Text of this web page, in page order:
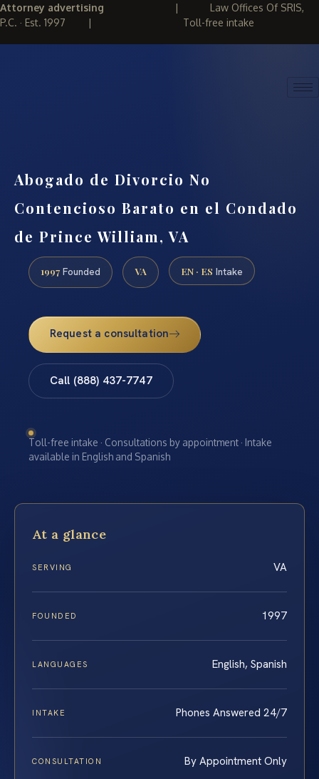
Attorney advertising | Law Offices Of SRIS,
P.C. · Est. 1997 | Toll-free intake
Abogado de Divorcio No
Contencioso Barato en el Condado
de Prince William, VA
1997 Founded VA EN · ES Intake
Request a consultation
Call (888) 437-7747
Toll-free intake · Consultations by appointment · Intake
available in English and Spanish
At a glance
SERVING VA
FOUNDED 1997
LANGUAGES English, Spanish
INTAKE Phones Answered 24/7
CONSULTATION By Appointment Only